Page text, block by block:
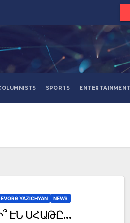
SPORTS ENTERTAINMENT
YAZICHYAN NEWS
ԷՆ ՍՀԱԹԸ…